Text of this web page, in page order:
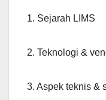
1. Sejarah LIMS
2. Teknologi &
3. Aspek teknis &